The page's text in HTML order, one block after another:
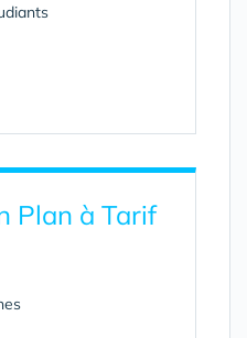
Plan à Tarif